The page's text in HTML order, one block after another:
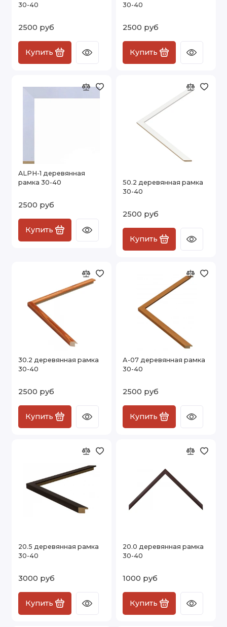
30-40
2500 руб
Купить
30-40
2500 руб
Купить
ALPH-1 деревянная
рамка 30-40
2500 руб
Купить
50.2 деревянная рамка
30-40
2500 руб
Купить
30.2 деревянная рамка
30-40
2500 руб
Купить
А-07 деревянная рамка
30-40
2500 руб
Купить
20.5 деревянная рамка
30-40
3000 руб
Купить
20.0 деревянная рамка
30-40
1000 руб
Купить